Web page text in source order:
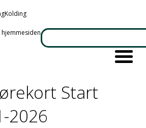
hjemmesiden
Start
2026